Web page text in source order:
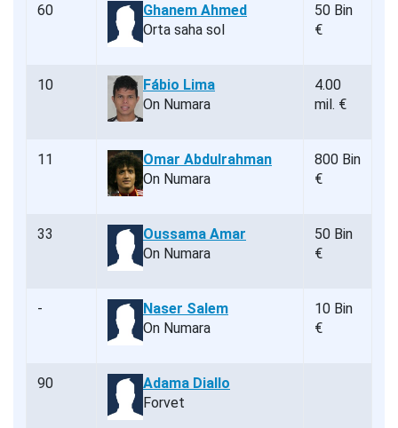
60
Ghanem Ahmed
Orta saha sol
50 Bin
€
10
Fábio Lima
On Numara
4.00
mil. €
11
Omar Abdulrahman
On Numara
800 Bin
€
33
Oussama Amar
On Numara
50 Bin
€
-
Naser Salem
On Numara
10 Bin
€
90
Adama Diallo
Forvet